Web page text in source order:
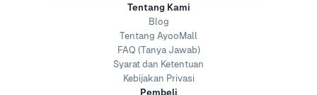
Tentang Kami
Blog
Tentang AyooMall
FAQ (Tanya Jawab)
Syarat dan Ketentuan
Kebijakan Privasi
Pembeli